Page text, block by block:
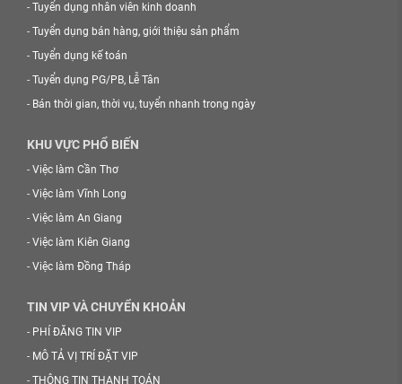
- Tuyển dụng nhân viên kinh doanh
- Tuyển dụng bán hàng, giới thiệu sản phẩm
- Tuyển dụng kế toán
- Tuyển dụng PG/PB, Lễ Tân
- Bán thời gian, thời vụ, tuyển nhanh trong ngày
KHU VỰC PHỔ BIẾN
- Việc làm Cần Thơ
- Việc làm Vĩnh Long
- Việc làm An Giang
- Việc làm Kiên Giang
- Việc làm Đồng Tháp
TIN VIP VÀ CHUYỂN KHOẢN
- PHÍ ĐĂNG TIN VIP
- MÔ TẢ VỊ TRÍ ĐẶT VIP
- THÔNG TIN THANH TOÁN